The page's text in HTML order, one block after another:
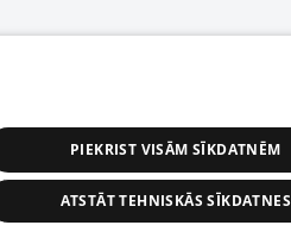
PIEKRIST VISĀM SĪKDATNĒM
ATSTĀT TEHNISKĀS SĪKDATNES